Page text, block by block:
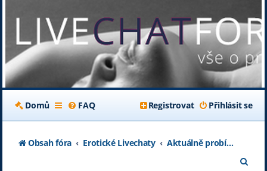
Domů FAQ Přihlásit se
Registrovat
Obsah fóra Erotické Livechaty
Aktuálně probíhající akce na českých i zahraničních livechatech